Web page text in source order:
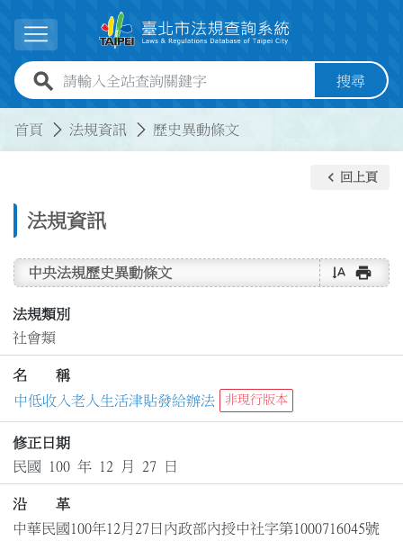
展開選單
全站查詢關鍵字欄位 搜尋
首頁 法規資訊 歷史異動條文
法規資訊
keyboard_arrow_left 回上頁
中央法規歷史異動條文 text_rotate_vertical print
法規類別
社會類
名 稱
中低收入老人生活津貼發給辦法
非現行版本
修正日期
民國 100 年 12 月 27 日
沿 革
中華民國100年12月27日內政部內授中社字第1000716045號